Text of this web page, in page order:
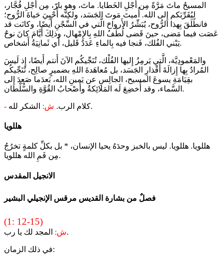
المسيحُ ماتَ مَرَّةً مِن أَجْلِ الخَطايا. ماتَ، وهو بارّ، مِن أَجْلِ فُجَّار،
لِيُقَرِّبَكم إِلى الله. أُميتَ مَوتَ الجَسَد، ولكِنَّه أُحْيِيَ حَياةَ الرُّوح؛
فانطَلَقَ بِهذا الرُّوح، يُبَشِّرُ الأَرواحَ الَّتي في السِّجْنِ أَيضًا، وكانَت قد
عَصَت فيما مَضى، حينَ قَضى لُطْفُ اللهِ بِالإِمْهال، وذلِكَ أَيَّامَ كانَ نوحٌ
يَبْني الفُلك، فَنجا فيه بِالماءِ عَدَدٌ قَليل، أَي ثَمانِيَةُ أَشخاص.
والمَعْمودِيَّة، الَّتي يَرمِزُ إِليها الفُلْك، تُنَجِّيكُم الآنَ أَنتم أَيضًا، إِذ لَيسَ
المُرادُ بِها إِزالَةَ أَقْذارِ الجَسَد، بل مُعاهَدةَ اللهِ بضميرٍ صالِح، تُنَجِّيكُم
بقِيَامَةِ يسوعَ المسيح، الجالِسِ عن يَمينِ الله، بَعدَما صَعِدَ إِلى
السَّماء، وقد أُخضِعَ لَه المَلائِكةُ وأَصْحابُ القُوَّةِ والسُّلْطان.
- كلام الرب. ش: الشكر لله.
هللويا
هللويا. هللويا. ليس بالخبز وحدَهُ يحيا الإنسان، * بل بكلِّ كلمةٍ تخرُجُ
مِن فَمِ الله هللويا.
الانجيل المقدس
فصلٌ من بشارة القديس مرقس الإنجيلي البشير
(1: 12-15)
ش:المجد لك يا رب.
في ذلك الزمان: